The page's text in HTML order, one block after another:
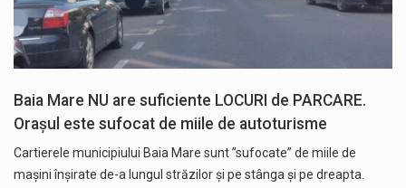
Baia Mare NU are suficiente LOCURI de PARCARE.
Orașul este sufocat de miile de autoturisme
Cartierele municipiului Baia Mare sunt ”sufocate” de miile de
mașini înșirate de-a lungul străzilor și pe stânga și pe dreapta.